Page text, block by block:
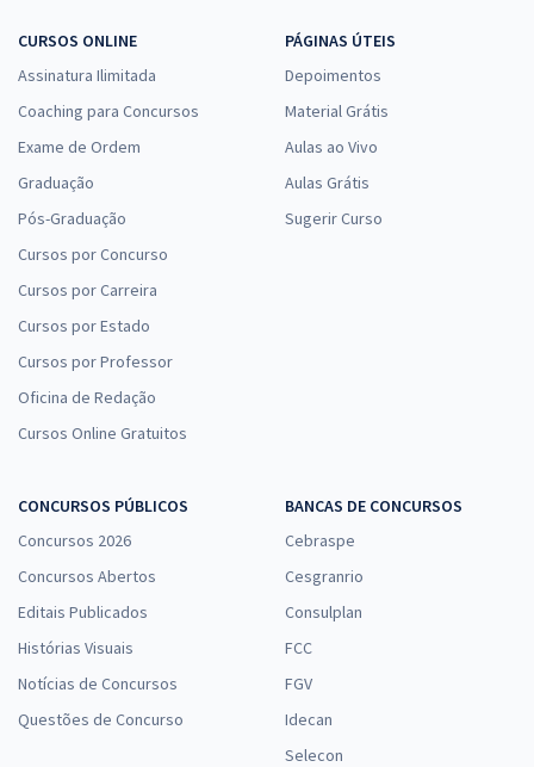
CURSOS ONLINE
Assinatura Ilimitada
Coaching para Concursos
Exame de Ordem
Graduação
Pós-Graduação
Cursos por Concurso
Cursos por Carreira
Cursos por Estado
Cursos por Professor
Oficina de Redação
Cursos Online Gratuitos
PÁGINAS ÚTEIS
Depoimentos
Material Grátis
Aulas ao Vivo
Aulas Grátis
Sugerir Curso
CONCURSOS PÚBLICOS
Concursos 2026
Concursos Abertos
Editais Publicados
Histórias Visuais
Notícias de Concursos
Questões de Concurso
BANCAS DE CONCURSOS
Cebraspe
Cesgranrio
Consulplan
FCC
FGV
Idecan
Selecon